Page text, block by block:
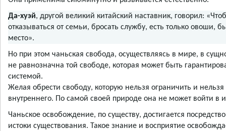
Да-хуэй, другой великий китайский наставник, говорил:
отказываться от семьи, бросать службу, есть только овоши,
место».
Но при этом чаньская свобода, осуществляясь в мире, в
не равнозначна той свободе, которая может быть
системой.
Желая обрести свободу, которую нельзя ограничить и
внутреннего. По самой своей природе она не может войти в
Чаньское освобождение, по существу, достигается
истоки существования. Такое знание и восприятие